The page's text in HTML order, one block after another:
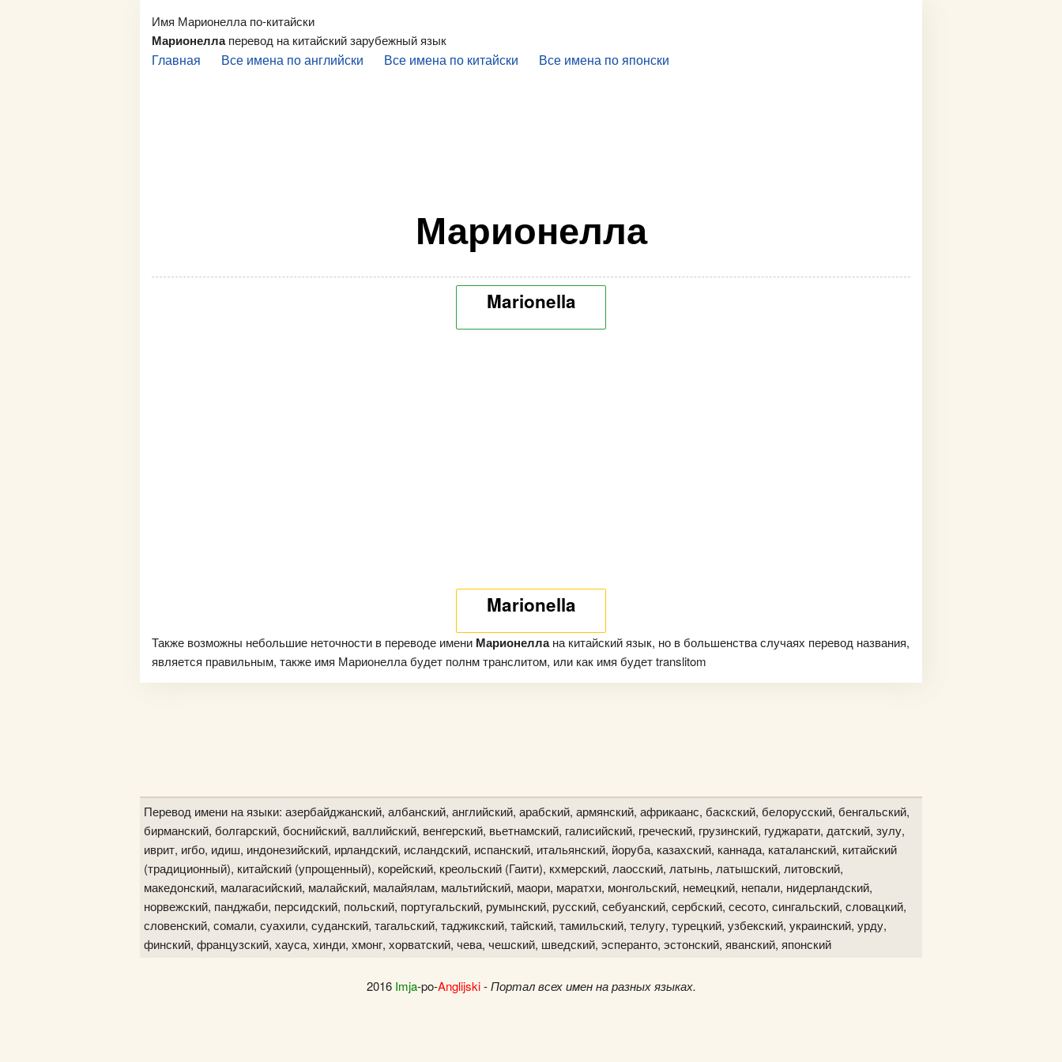
Имя Марионелла по-китайски
Марионеллаперевод на китайский зарубежный язык
Главная Все имена по английски Все имена по китайски Все имена по японски
Марионелла
Marionella
Marionella
Также возможны небольшие неточности в переводе имени Марионеллана китайский язык, но в большенства случаях перевод названия,
является правильным, также имя Марионелла будет полнм транслитом, или как имя будет translitom
Перевод имени на языки: азербайджанский, албанский, английский, арабский, армянский, африкаанс, баскский, белорусский, бенгальский,
бирманский, болгарский, боснийский, валлийский, венгерский, вьетнамский, галисийский, греческий, грузинский, гуджарати, датский, зулу,
иврит, игбо, идиш, индонезийский, ирландский, исландский, испанский, итальянский, йоруба, казахский, каннада, каталанский, китайский
(традиционный), китайский (упрощенный), корейский, креольский (Гаити), кхмерский, лаосский, латынь, латышский, литовский,
македонский, малагасийский, малайский, малайялам, мальтийский, маори, маратхи, монгольский, немецкий, непали, нидерландский,
норвежский, панджаби, персидский, польский, португальский, румынский, русский, себуанский, сербский, сесото, сингальский, словацкий,
словенский, сомали, суахили, суданский, тагальский, таджикский, тайский, тамильский, телугу, турецкий, узбекский, украинский, урду,
финский, французский, хауса, хинди, хмонг, хорватский, чева, чешский, шведский, эсперанто, эстонский, яванский, японский
2016 Imja-po-Anglijski-Портал всех имен на разных языках.